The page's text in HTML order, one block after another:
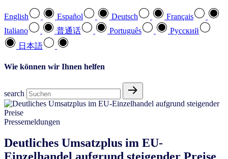
English Español Deutsch
Français
Italiano
普通话 Português
Pусский
日本語
Wie können wir Ihnen helfen
search
Pressemeldungen
Deutliches Umsatzplus im EU-